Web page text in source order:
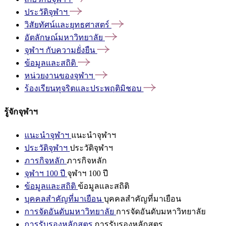
ประวัติจุฬาฯ
วิสัยทัศน์และยุทธศาสตร์
อัตลักษณ์มหาวิทยาลัย
จุฬาฯ กับความยั่งยืน
ข้อมูลและสถิติ
หน่วยงานของจุฬาฯ
ร้องเรียนทุจริตและประพฤติมิชอบ
รู้จักจุฬาฯ
แนะนำจุฬาฯ แนะนำจุฬาฯ
ประวัติจุฬาฯ ประวัติจุฬาฯ
ภารกิจหลัก ภารกิจหลัก
จุฬาฯ 100 ปี จุฬาฯ 100 ปี
ข้อมูลและสถิติ ข้อมูลและสถิติ
บุคคลสำคัญที่มาเยือน บุคคลสำคัญที่มาเยือน
การจัดอันดับมหาวิทยาลัย การจัดอันดับมหาวิทยาลัย
การรับรองหลักสูตร การรับรองหลักสูตร